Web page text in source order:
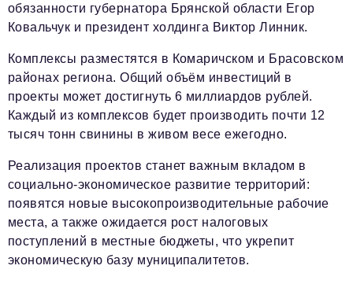
обязанности губернатора Брянской области Егор
Ковальчук и президент холдинга Виктор Линник.
Комплексы разместятся в Комаричском и Брасовском
районах региона. Общий объём инвестиций в
проекты может достигнуть 6 миллиардов рублей.
Каждый из комплексов будет производить почти 12
тысяч тонн свинины в живом весе ежегодно.
Реализация проектов станет важным вкладом в
социально-экономическое развитие территорий:
появятся новые высокопроизводительные рабочие
места, а также ожидается рост налоговых
поступлений в местные бюджеты, что укрепит
экономическую базу муниципалитетов.